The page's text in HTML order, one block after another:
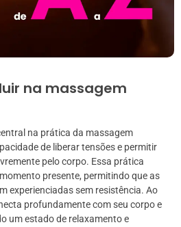
na massagem
na prática da massagem
de liberar tensões e permitir
pelo corpo. Essa prática
presente, permitindo que as
experienciadas sem resistência. Ao
profundamente com seu corpo e
um estado de relaxamento e